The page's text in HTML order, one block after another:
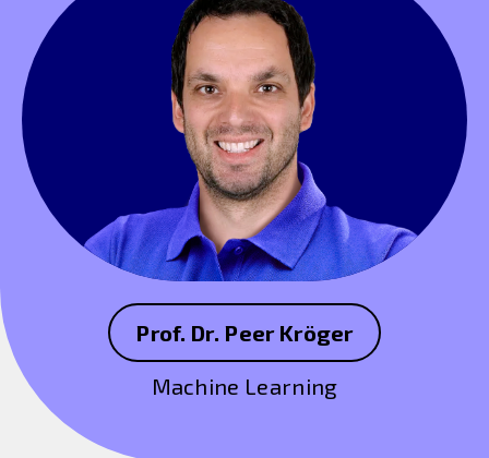
Prof. Dr. Peer Kröger
Machine Learning